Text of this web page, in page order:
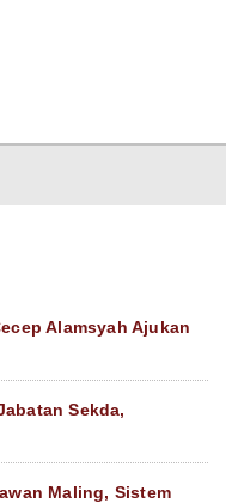
Alamsyah Ajukan
Sekda,
Maling, Sistem